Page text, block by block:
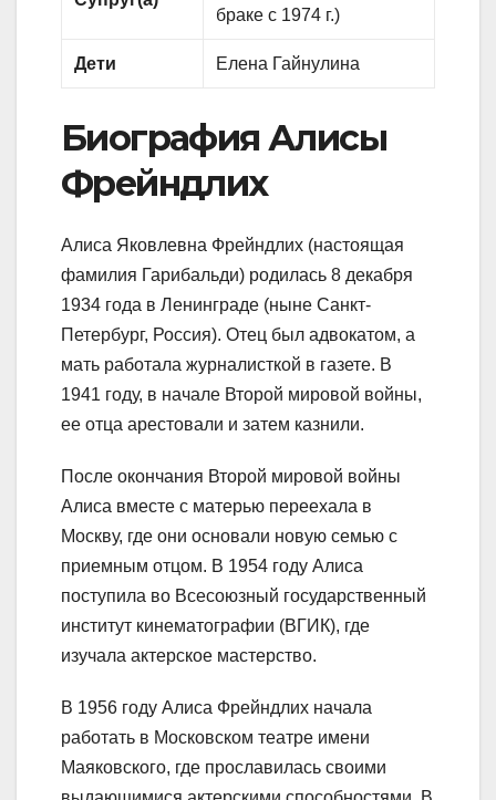
браке с 1974 г.)
Дети Елена Гайнулина
Биография Алисы
Фрейндлих
Алиса Яковлевна Фрейндлих (настоящая
фамилия Гарибальди) родилась 8 декабря
1934 года в Ленинграде (ныне Санкт-
Петербург, Россия). Отец был адвокатом, а
мать работала журналисткой в газете. В
1941 году, в начале Второй мировой войны,
ее отца арестовали и затем казнили.
После окончания Второй мировой войны
Алиса вместе с матерью переехала в
Москву, где они основали новую семью с
приемным отцом. В 1954 году Алиса
поступила во Всесоюзный государственный
институт кинематографии (ВГИК), где
изучала актерское мастерство.
В 1956 году Алиса Фрейндлих начала
работать в Московском театре имени
Маяковского, где прославилась своими